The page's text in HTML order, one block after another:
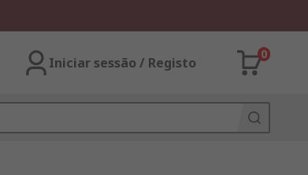
Iniciar sessão / Registo
0